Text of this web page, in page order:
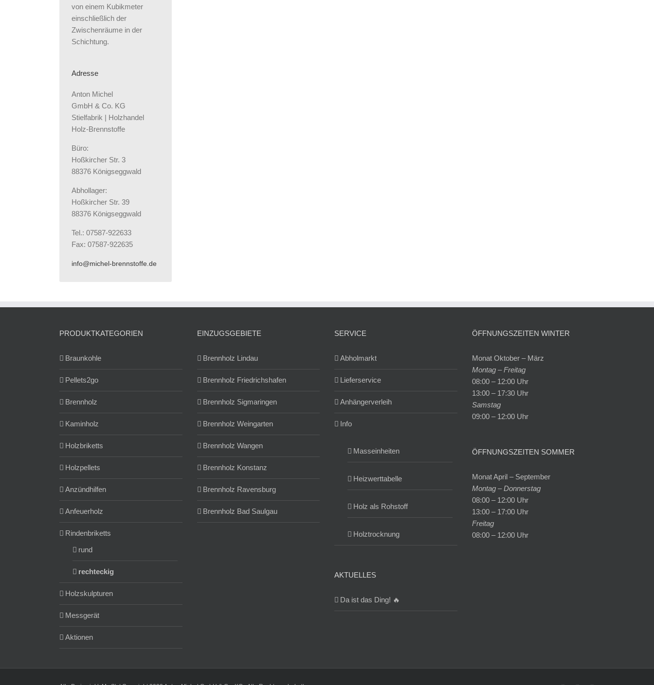
von einem Kubikmeter
einschließlich der
Zwischenräume in der
Schichtung.
Adresse
Anton Michel
GmbH & Co. KG
Stielfabrik | Holzhandel
Holz-Brennstoffe
Büro:
Hoßkircher Str. 3
88376 Königseggwald
Abhollager:
Hoßkircher Str. 39
88376 Königseggwald
Tel.: 07587-922633
Fax: 07587-922635
info@michel-brennstoffe.de
PRODUKTKATEGORIEN
Braunkohle
Pellets2go
Brennholz
Kaminholz
Holzbriketts
Holzpellets
Anzündhilfen
Anfeuerholz
Rindenbriketts
rund
rechteckig
Holzskulpturen
Messgerät
Aktionen
EINZUGSGEBIETE
Brennholz Lindau
Brennholz Friedrichshafen
Brennholz Sigmaringen
Brennholz Weingarten
Brennholz Wangen
Brennholz Konstanz
Brennholz Ravensburg
Brennholz Bad Saulgau
SERVICE
Abholmarkt
Lieferservice
Anhängerverleih
Info
Masseinheiten
Heizwerttabelle
Holz als Rohstoff
Holztrocknung
AKTUELLES
Da ist das Ding! 🔥
ÖFFNUNGSZEITEN WINTER
Monat Oktober – März
Montag – Freitag
08:00 – 12:00 Uhr
13:00 – 17:30 Uhr
Samstag
09:00 – 12:00 Uhr
ÖFFNUNGSZEITEN SOMMER
Monat April – September
Montag – Donnerstag
08:00 – 12:00 Uhr
13:00 – 17:00 Uhr
Freitag
08:00 – 12:00 Uhr